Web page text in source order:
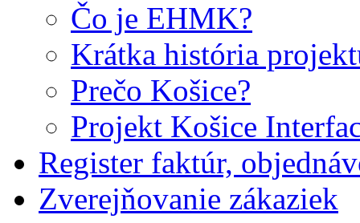
Čo je EHMK?
Krátka história
Prečo Košice?
Projekt Košice
Register faktúr,
Zverejňovanie zákaziek